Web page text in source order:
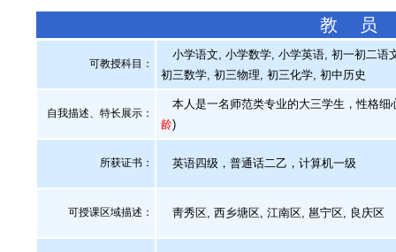
教 员
可教授科目：
小学语文, 小学数学, 小学英语, 初一初二语
初三数学, 初三物理, 初三化学, 初中历史
自我描述、特长展示 ：
本人是一名师范类专业的大三学生，性格细
龄)
所获证书 ： 英语四级，普通话二乙，计算机一级
可授课区域描述： 靑秀区, 西乡塘区, 江南区, 邕宁区, 良庆区